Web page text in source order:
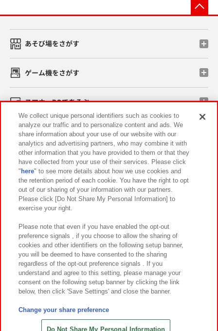
あそび場をさがす
ゲーム機をさがす
スマホ・PCであそぶ
イベント・キャンペーン
関連会社 サステナビリティ サイトポリシー
プライバシーポリシー ウェブアクセシビリティ方針と検証結果
お取引先さまとともに
カスタマーハラスメント対応方針 よくあるご質問・お問い合わせ
©Bandai Namco Amusement Inc.
©Bandai Namco Amusement Lab Inc.
©HANAYASHIKI Co., Ltd. All Rights Reserved.
We collect unique personal identifiers such as cookies to
analyze our traffic and to personalize content and ads. We
share information about your use of our website with our
analytics and advertising partners, who may combine it with
other information that you have provided to them or that they
have collected from your use of their services. Please click
" here" to see more details about how we use cookies and
the retention period of each cookie. You have the right to opt
out of our sharing of your information with our partners.
Please click [Do Not Share My Personal Information] to
exercise your right.
Please note that even if you have enabled the opt-out
preference signals , if you choose to allow the sharing of
cookies and other identifiers on the following setup banner,
you will be deemed to have consented to the sharing
regardless of the opt-out preference signals . If you
understand and agree to this setting, please manage your
consent on the following setup banner by clicking the link
below, then click 'Save Settings' and close the banner.
Change your share preference
Do Not Share My Personal Information